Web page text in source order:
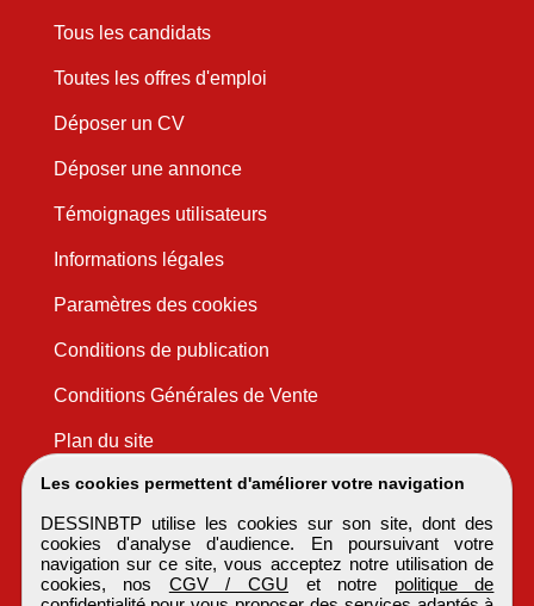
Les cookies permettent d'améliorer votre navigation
DESSINBTP utilise les cookies sur son site, dont des
cookies d'analyse d'audience. En poursuivant votre
navigation sur ce site, vous acceptez notre utilisation de
cookies, nos CGV / CGU et notre politique de
Tous les candidats
Toutes les offres d'emploi
Déposer un CV
Déposer une annonce
Témoignages utilisateurs
Informations légales
Paramètres des cookies
Conditions de publication
Conditions Générales de Vente
Plan du site